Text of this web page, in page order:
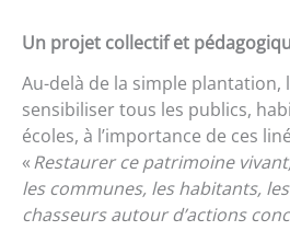
Un projet collectif et
Au-delà de la simple plantation,
sensibiliser tous les publics,
écoles, à l’importance de ces
«Restaurer ce patrimoine
les communes, les habitants,
chasseurs autour d’actions